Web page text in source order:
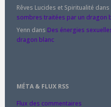
Rêves Lucides et Spiritualité dans
sombres traitées par un dragon
Yenn dans Des énergies
dragon blanc
MÉTA & FLUX RSS
Flux des commentaires